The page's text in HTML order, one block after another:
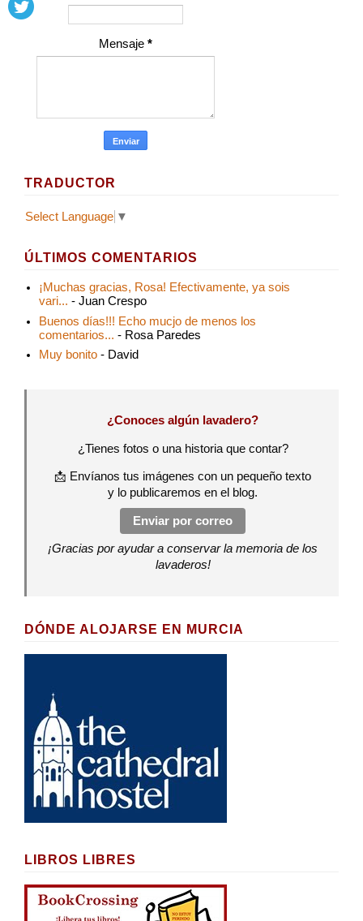
Mensaje *
TRADUCTOR
Select Language ▼
ÚLTIMOS COMENTARIOS
¡Muchas gracias, Rosa! Efectivamente, ya sois
vari... - Juan Crespo
Buenos días!!! Echo mucjo de menos los
comentarios... - Rosa Paredes
Muy bonito - David
¿Conoces algún lavadero?
¿Tienes fotos o una historia que contar?
📩 Envíanos tus imágenes con un pequeño texto
y lo publicaremos en el blog.
Enviar por correo
¡Gracias por ayudar a conservar la memoria de los
lavaderos!
DÓNDE ALOJARSE EN MURCIA
LIBROS LIBRES